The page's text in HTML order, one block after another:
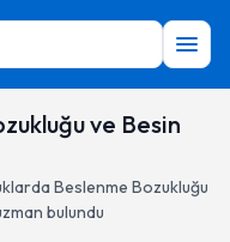
ve Besin
Beslenme Bozukluğu
bulundu